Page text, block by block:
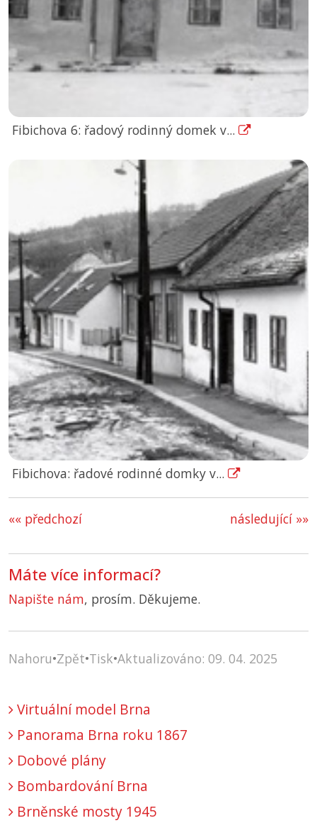
Fibichova 6: řadový rodinný domek v...
Fibichova: řadové rodinné domky v...
«« předchozí následující »»
Máte více informací?
Napište nám, prosím. Děkujeme.
Nahoru•Zpět•Tisk•Aktualizováno: 09. 04. 2025
Virtuální model Brna
Panorama Brna roku 1867
Dobové plány
Bombardování Brna
Brněnské mosty 1945